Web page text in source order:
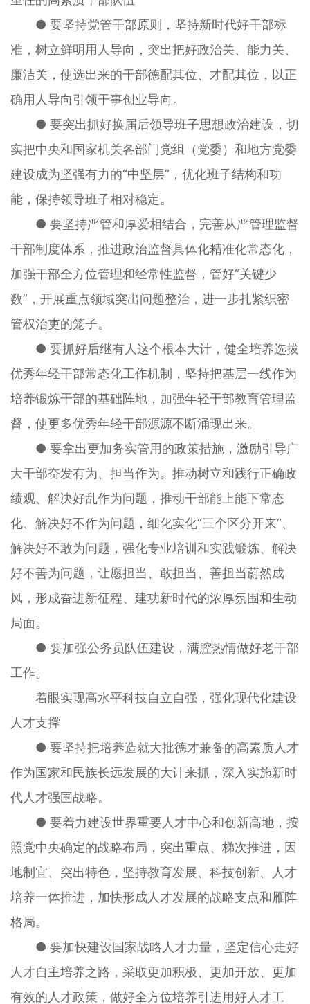
● 要坚持党管干部原则，坚持新时代好干部标
准，树立鲜明用人导向，突出把好政治关、能力关、
廉洁关，使选出来的干部德配其位、才配其位，以正
确用人导向引领干事创业导向。
● 要突出抓好换届后领导班子思想政治建设，切
实把中央和国家机关各部门党组（党委）和地方党委
建设成为坚强有力的“中坚层”，优化班子结构和功
能，保持领导班子相对稳定。
● 要坚持严管和厚爱相结合，完善从严管理监督
干部制度体系，推进政治监督具体化精准化常态化，
加强干部全方位管理和经常性监督，管好“关键少
数”，开展重点领域突出问题整治，进一步扎紧织密
管权治吏的笼子。
● 要抓好后继有人这个根本大计，健全培养选拔
优秀年轻干部常态化工作机制，坚持把基层一线作为
培养锻炼干部的基础阵地，加强年轻干部教育管理监
督，使更多优秀年轻干部源源不断涌现出来。
● 要拿出更加务实管用的政策措施，激励引导广
大干部奋发有为、担当作为。推动树立和践行正确政
绩观、解决好乱作为问题，推动干部能上能下常态
化、解决好不作为问题，细化实化“三个区分开来”、
解决好不敢为问题，强化专业培训和实践锻炼、解决
好不善为问题，让愿担当、敢担当、善担当蔚然成
风，形成奋进新征程、建功新时代的浓厚氛围和生动
局面。
● 要加强公务员队伍建设，满腔热情做好老干部
工作。
着眼实现高水平科技自立自强，强化现代化建设
人才支撑
● 要坚持把培养造就大批德才兼备的高素质人才
作为国家和民族长远发展的大计来抓，深入实施新时
代人才强国战略。
● 要着力建设世界重要人才中心和创新高地，按
照党中央确定的战略布局，突出重点、梯次推进，因
地制宜、突出特色，坚持教育发展、科技创新、人才
培养一体推进，加快形成人才发展的战略支点和雁阵
格局。
● 要加快建设国家战略人才力量，坚定信心走好
人才自主培养之路，采取更加积极、更加开放、更加
有效的人才政策，做好全方位培养引进用好人才工